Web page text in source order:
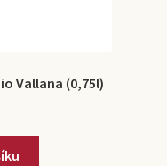
Vallana (0,75l)